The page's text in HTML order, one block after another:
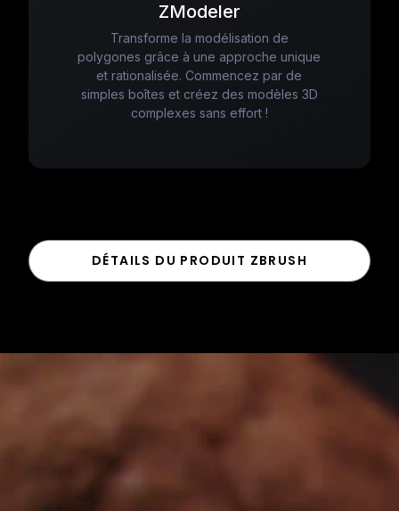
ZModeler
Transforme la modélisation de
polygones grâce à une approche unique
et rationalisée. Commencez par de
simples boîtes et créez des modèles 3D
complexes sans effort !
DÉTAILS DU PRODUIT ZBRUSH